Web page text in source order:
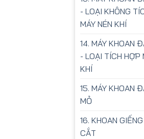
- LOẠI KHÔNG
MÁY NÉN KHÍ
14. MÁY KHOAN
- LOẠI TÍCH HỢP
KHÍ
15. MÁY KHOAN
MỎ
16. KHOAN
CẮT